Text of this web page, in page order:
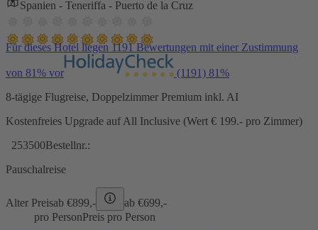
Spanien - Teneriffa - Puerto de la Cruz
Für dieses Hotel liegen 1191 Bewertungen mit einer Zustimmung
von 81% vor (1191) 81%
8-tägige Flugreise, Doppelzimmer Premium inkl. AI
Kostenfreies Upgrade auf All Inclusive (Wert € 199.- pro Zimmer)
253500Bestellnr.:
Pauschalreise
Alter Preisab €899,- ab €699,-
pro PersonPreis pro Person